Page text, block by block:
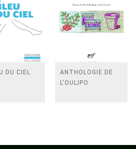
DU CIEL
ANTHOLOGIE DE
L'OULIPO